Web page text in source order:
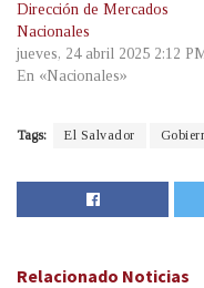
Dirección de Mercados
Nacionales
jueves, 24 abril 2025 2:12
En «Nacionales»
Tags: El Salvador
Relacionado Noticias